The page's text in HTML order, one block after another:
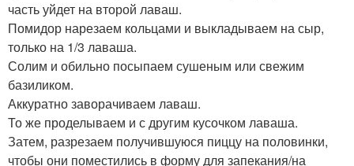
часть уйдет на второй лаваш.
Помидор нарезаем кольцами и выкладываем на сыр,
только на 1/3 лаваша.
Солим и обильно посыпаем сушеным или свежим
базиликом.
Аккуратно заворачиваем лаваш.
То же проделываем и с другим кусочком лаваша.
Затем, разрезаем получившуюся пиццу на половинки,
чтобы они поместились в форму для запекания/на